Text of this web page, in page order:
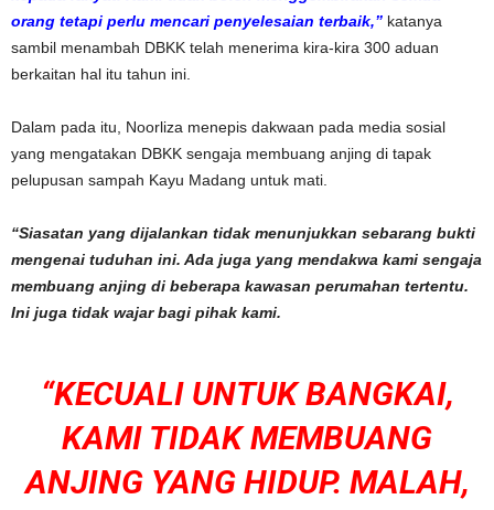
orang tetapi perlu mencari penyelesaian terbaik,” katanya
sambil menambah DBKK telah menerima kira-kira 300 aduan
berkaitan hal itu tahun ini.
Dalam pada itu, Noorliza menepis dakwaan pada media sosial
yang mengatakan DBKK sengaja membuang anjing di tapak
pelupusan sampah Kayu Madang untuk mati.
“Siasatan yang dijalankan tidak menunjukkan sebarang bukti
mengenai tuduhan ini. Ada juga yang mendakwa kami sengaja
membuang anjing di beberapa kawasan perumahan tertentu.
Ini juga tidak wajar bagi pihak kami.
“KECUALI UNTUK BANGKAI,
KAMI TIDAK MEMBUANG
ANJING YANG HIDUP. MALAH,